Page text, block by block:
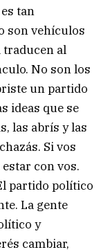
tan
son vehículos
traducen al
No son los
un partido
ideas que se
las abrís y las
Si vos
con vos.
partido político
La gente
y
cambiar,